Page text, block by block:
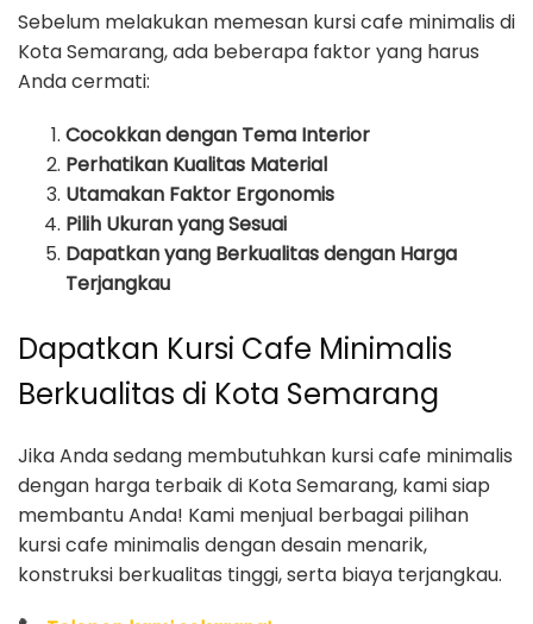
Sebelum melakukan memesan kursi cafe minimalis di
Kota Semarang, ada beberapa faktor yang harus
Anda cermati:
Cocokkan dengan Tema Interior
Perhatikan Kualitas Material
Utamakan Faktor Ergonomis
Pilih Ukuran yang Sesuai
Dapatkan yang Berkualitas dengan Harga
Terjangkau
Dapatkan Kursi Cafe Minimalis
Berkualitas di Kota Semarang
Jika Anda sedang membutuhkan kursi cafe minimalis
dengan harga terbaik di Kota Semarang, kami siap
membantu Anda! Kami menjual berbagai pilihan
kursi cafe minimalis dengan desain menarik,
konstruksi berkualitas tinggi, serta biaya terjangkau.